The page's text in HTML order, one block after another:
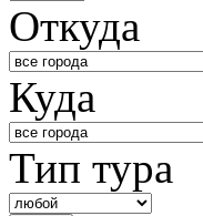
Откуда
Куда
Тип тура